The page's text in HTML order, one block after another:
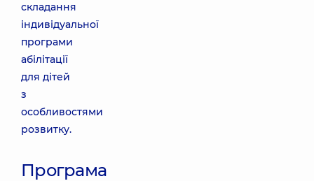
складання
індивідуальної
програми
абілітації
для дітей
з
особливостями
розвитку.
Програма